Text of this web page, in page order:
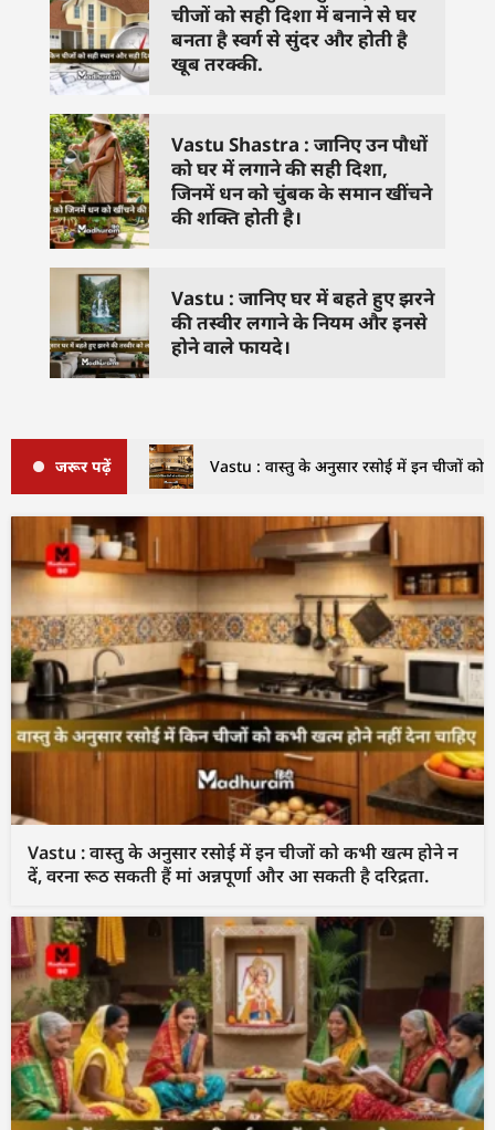
चीजों को सही दिशा में बनाने से घर
बनता है स्वर्ग से सुंदर और होती है
खूब तरक्की.
Vastu Shastra : जानिए उन पौधों
को घर में लगाने की सही दिशा,
जिनमें धन को चुंबक के समान खींचने
की शक्ति होती है।
Vastu : जानिए घर में बहते हुए झरने
की तस्वीर लगाने के नियम और इनसे
होने वाले फायदे।
जरूर पढ़ें Vastu : वास्तु के अनुसार रसोई में इन चीजों को
Vastu : वास्तु के अनुसार रसोई में इन चीजों को कभी खत्म होने न
दें, वरना रूठ सकती हैं मां अन्नपूर्णा और आ सकती है दरिद्रता.